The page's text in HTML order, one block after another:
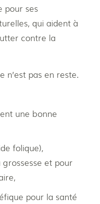
pour ses
qui aident à
contre la
n’est pas en reste.
une bonne
folique),
et pour
pour la santé